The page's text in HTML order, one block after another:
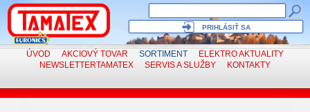
PRIHLÁSIŤ SA
ÚVOD AKCIOVÝ TOVAR SORTIMENT ELEKTROAKTUALITY
NEWSLETTERTAMATEX SERVISA SLUŽBY KONTAKTY